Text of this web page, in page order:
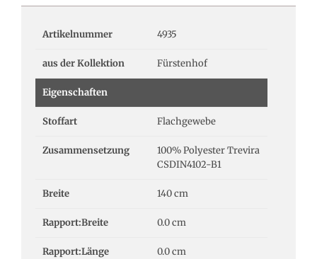
Artikelnummer 4935
aus der Kollektion Fürstenhof
Eigenschaften
Stoffart Flachgewebe
Zusammensetzung
100% Polyester Trevira
CSDIN4102-B1
Breite 140 cm
Rapport:Breite 0.0 cm
Rapport:Länge 0.0 cm